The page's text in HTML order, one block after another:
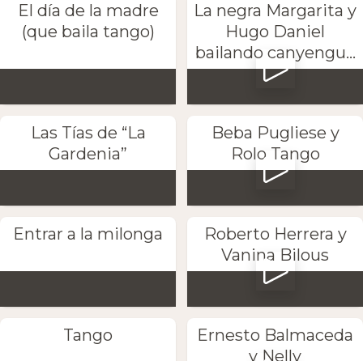
El día de la madre
(que baila tango)
La negra Margarita y
Hugo Daniel
bailando canyengu...
Las Tías de “La
Gardenia”
Beba Pugliese y
Rolo Tango
Entrar a la milonga
Roberto Herrera y
Vanina Bilous
Tango
Ernesto Balmaceda
y Nelly